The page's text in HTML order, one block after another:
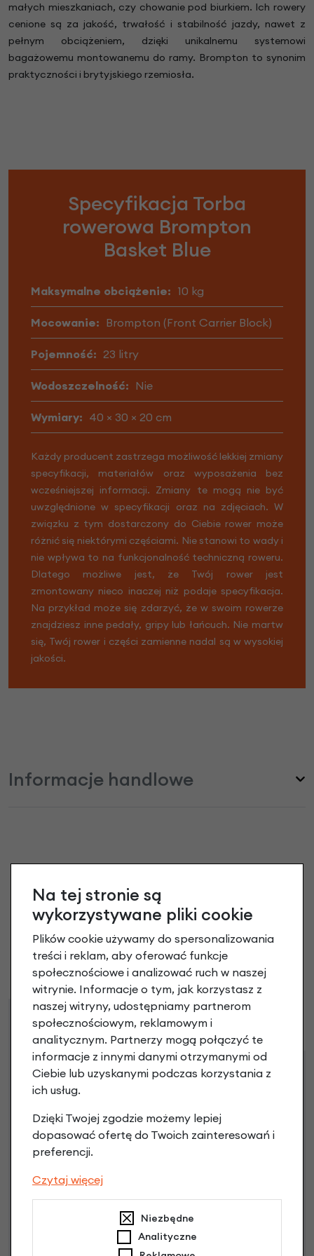
małych mieszkaniach, czy chowanie pod biurkiem. Ich rowery
cenione są za jakość, trwałość i stabilność jazdy, nawet z
pełnym obciążeniem, dzięki unikalnemu systemowi
bagażowemu montowanemu do ramy. Brompton to synonim
praktyczności i brytyjskiego rzemiosła.
Specyfikacja Torba
rowerowa Brompton
Basket Blue
Maksymalne obciążenie: 10 kg
Mocowanie: Brompton (Front Carrier Block)
Pojemność: 23 litry
Wodoszczelność: Nie
Wymiary: 40 × 30 × 20 cm
Każdy producent zastrzega możliwość lekkiej zmiany
specyfikacji, materiałów oraz wyposażenia bez
wcześniejszej informacji. Zmiany te mogą nie być
uwzględnione w specyfikacji oraz na zdjęciach. W
związku z tym dostarczony do Ciebie rower może
różnić się niektórymi częściami. Nie stanowi to wady i
nie wpływa to na funkcjonalność techniczną roweru.
Dlatego możliwe jest, że Twój rower jest
zmontowany nieco inaczej niż podaje specyfikacja.
Na przykład może się zdarzyć, że w swoim rowerze
znajdziesz inne pedały, gripy lub łańcuch. Nie martw
się, Twój rower i części zamienne nadal są w wysokiej
jakości.
Informacje handlowe
opinie
Brak opinii. Może warto dodać własną?
Raty Leasing
Dostępne propozycje
Jak kupić na
Raty 0%
Na tej stronie są
wykorzystywane pliki cookie
Plików cookie używamy do spersonalizowania
treści i reklam, aby oferować funkcje
społecznościowe i analizować ruch w naszej
witrynie. Informacje o tym, jak korzystasz z
naszej witryny, udostępniamy partnerom
społecznościowym, reklamowym i
analitycznym. Partnerzy mogą połączyć te
informacje z innymi danymi otrzymanymi od
Ciebie lub uzyskanymi podczas korzystania z
ich usług.
Dzięki Twojej zgodzie możemy lepiej
dopasować ofertę do Twoich zainteresowań i
preferencji.
Czytaj więcej
Niezbędne
Analityczne